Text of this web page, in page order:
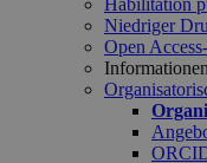
Habilitation
Niedriger
Open